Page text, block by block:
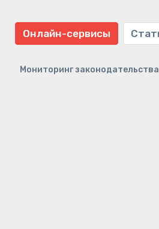
Онлайн-сервисы
Мониторинг законодательства